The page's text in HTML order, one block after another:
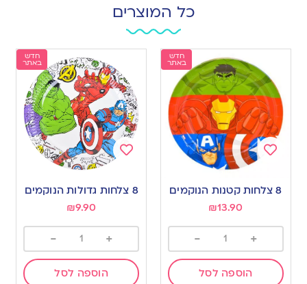
כל המוצרים
חדש
באתר
to
8 צלחות קטנות הנוקמים
₪13.90
+
-
הוספה לסל
חדש
באתר
to
8 צלחות גדולות הנוקמים
₪9.90
+
-
הוספה לסל